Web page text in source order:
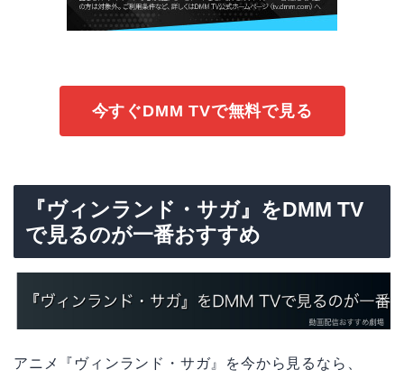
今すぐDMM TVで無料で見る
『ヴィンランド・サガ』をDMM TV
で見るのが一番おすすめ
アニメ『ヴィンランド・サガ』を今から見るなら、